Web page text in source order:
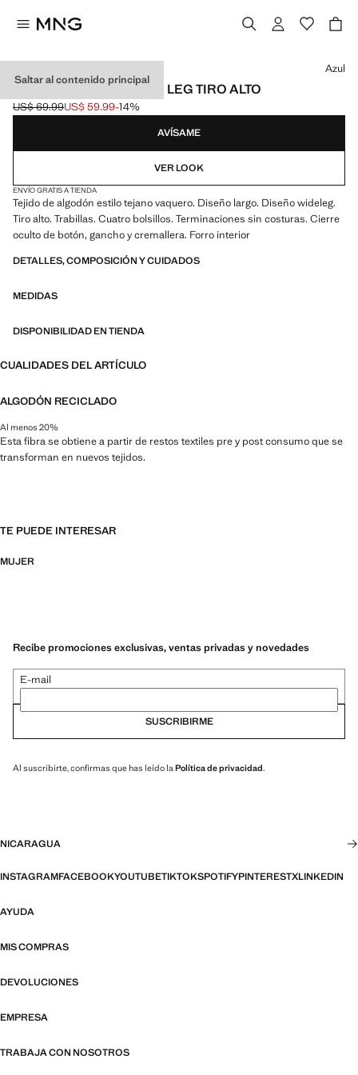
Saltar al contenido principal
PANTALÓN DENIM WIDE LEG TIRO ALTO
Precio inicial tachado [US$ 69.99 ]
US$ 69.99
Precio actual [US$ 59.99 ]
US$ 59.99-14%
Selecciona un color
Azul
AVÍSAME
VER LOOK
ENVÍO GRATIS A TIENDA
Tejido de algodón estilo tejano vaquero. Diseño largo. Diseño wideleg.
Tiro alto. Trabillas. Cuatro bolsillos. Terminaciones sin costuras. Cierre
oculto de botón, gancho y cremallera. Forro interior
DETALLES, COMPOSICIÓN Y CUIDADOS
MEDIDAS
DISPONIBILIDAD EN TIENDA
CUALIDADES DEL ARTÍCULO
ALGODÓN RECICLADO
Al menos 20%
Esta fibra se obtiene a partir de restos textiles pre y post consumo que se
transforman en nuevos tejidos.
TE PUEDE INTERESAR
MUJER
Recibe promociones exclusivas, ventas privadas y novedades
E-mail
SUSCRIBIRME
Al suscribirte, confirmas que has leído laPolítica de privacidad.
NICARAGUA
INSTAGRAMFACEBOOKYOUTUBETIKTOKSPOTIFYPINTERESTXLINKEDIN
AYUDA
MIS COMPRAS
DEVOLUCIONES
EMPRESA
TRABAJA CON NOSOTROS